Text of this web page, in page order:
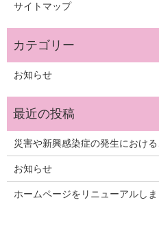
サイトマップ
お知らせ
災害や新興感染症の発生におけ
お知らせ
ホームページをリニューアルしま